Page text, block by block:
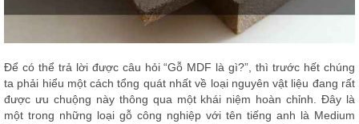
Để có thể trả lời được câu hỏi “Gỗ MDF là gì?”, thì trước hết chúng
ta phải hiểu một cách tổng quát nhất về loại nguyên vật liệu đang rất
được ưu chuộng này thông qua một khái niệm hoàn chỉnh. Đây là
một trong những loại gỗ công nghiệp với tên tiếng anh là Medium